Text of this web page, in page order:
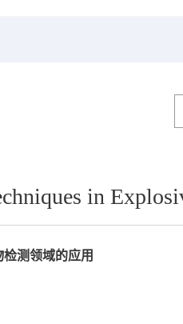
in
测领域的应用